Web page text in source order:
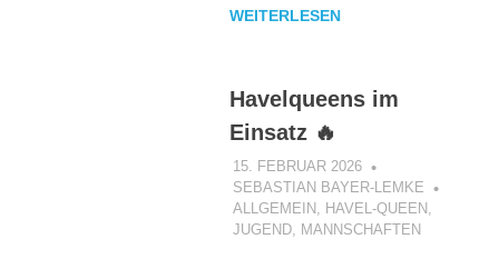
WEITERLESEN
Havelqueens im
Einsatz 🔥
15. FEBRUAR 2026
SEBASTIAN BAYER-LEMKE
ALLGEMEIN , HAVEL-QUEEN ,
JUGEND, MANNSCHAFTEN